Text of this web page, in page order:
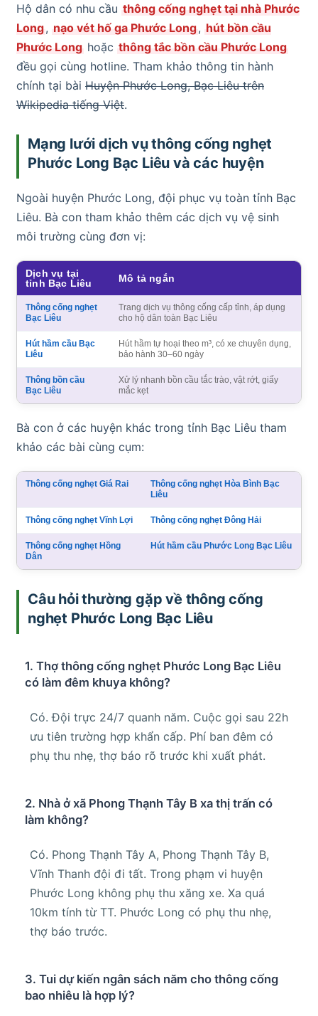
Hộ dân có nhu cầu thông cống nghẹt tại nhà Phước
Long, nạo vét hố ga Phước Long, hút bồn cầu
Phước Long hoặc thông tắc bồn cầu Phước Long
đều gọi cùng hotline. Tham khảo thông tin hành
chính tại bài Huyện Phước Long, Bạc Liêu trên
Wikipedia tiếng Việt.
Mạng lưới dịch vụ thông cống nghẹt
Phước Long Bạc Liêu và các huyện
Ngoài huyện Phước Long, đội phục vụ toàn tỉnh Bạc
Liêu. Bà con tham khảo thêm các dịch vụ vệ sinh
môi trường cùng đơn vị:
Dịch vụ tại
tỉnh Bạc Liêu
Mô tả ngắn
Thông cống nghẹt
Bạc Liêu
Trang dịch vụ thông cống cấp tỉnh, áp dụng
cho hộ dân toàn Bạc Liêu
Hút hầm cầu Bạc
Liêu
Hút hầm tự hoại theo m³, có xe chuyên dụng,
bảo hành 30–60 ngày
Thông bồn cầu
Bạc Liêu
Xử lý nhanh bồn cầu tắc trào, vật rớt, giấy
mắc kẹt
Bà con ở các huyện khác trong tỉnh Bạc Liêu tham
khảo các bài cùng cụm:
Thông cống nghẹt Giá Rai
Thông cống nghẹt Hòa Bình Bạc
Liêu
Thông cống nghẹt Vĩnh Lợi Thông cống nghẹt Đông Hải
Thông cống nghẹt Hồng
Dân
Hút hầm cầu Phước Long Bạc Liêu
Câu hỏi thường gặp về thông cống
nghẹt Phước Long Bạc Liêu
1. Thợ thông cống nghẹt Phước Long Bạc Liêu
có làm đêm khuya không?
Có. Đội trực 24/7 quanh năm. Cuộc gọi sau 22h
ưu tiên trường hợp khẩn cấp. Phí ban đêm có
phụ thu nhẹ, thợ báo rõ trước khi xuất phát.
2. Nhà ở xã Phong Thạnh Tây B xa thị trấn có
làm không?
Có. Phong Thạnh Tây A, Phong Thạnh Tây B,
Vĩnh Thanh đội đi tất. Trong phạm vi huyện
Phước Long không phụ thu xăng xe. Xa quá
10km tính từ TT. Phước Long có phụ thu nhẹ,
thợ báo trước.
3. Tui dự kiến ngân sách năm cho thông cống
bao nhiêu là hợp lý?